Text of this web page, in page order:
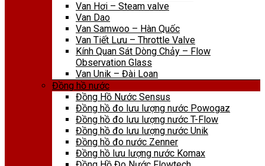
Van Hơi – Steam valve
Van Dao
Van Samwoo – Hàn Quốc
Van Tiết Lưu – Throttle Valve
Kính Quan Sát Dòng Chảy – Flow
Observation Glass
Van Unik – Đài Loan
Đồng hồ nước
Đồng Hồ Nước Sensus
Đồng hồ đo lưu lượng nước Powogaz
Đồng hồ đo lưu lượng nước T-Flow
Đồng hồ đo lưu lượng nước Unik
Đồng hồ đo nước Zenner
Đồng hồ lưu lượng nước Komax